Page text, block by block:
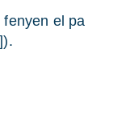
el pa